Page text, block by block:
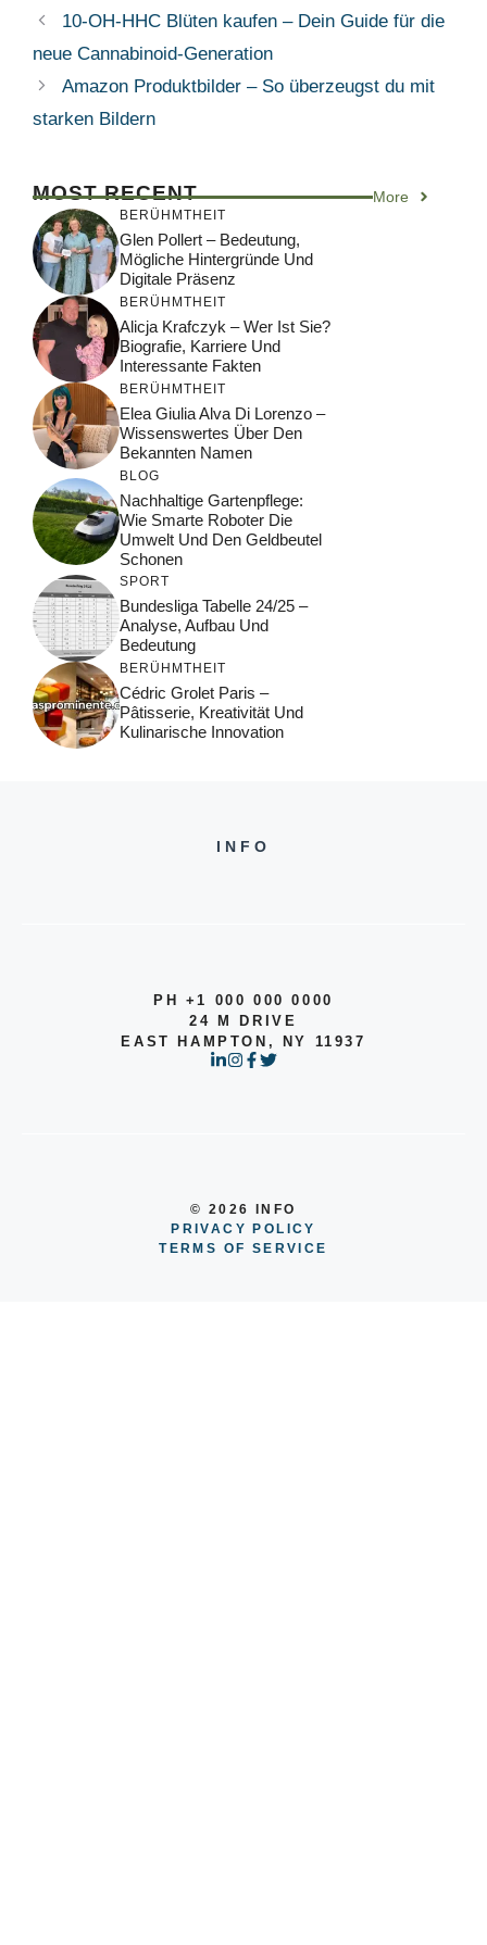
10-OH-HHC Blüten kaufen – Dein Guide für die
neue Cannabinoid‑Generation
Amazon Produktbilder – So überzeugst du mit
starken Bildern
MOST RECENT More
BERÜHMTHEIT
Glen Pollert – Bedeutung,
Mögliche Hintergründe Und
Digitale Präsenz
BERÜHMTHEIT
Alicja Krafczyk – Wer Ist Sie?
Biografie, Karriere Und
Interessante Fakten
BERÜHMTHEIT
Elea Giulia Alva Di Lorenzo –
Wissenswertes Über Den
Bekannten Namen
BLOG
Nachhaltige Gartenpflege:
Wie Smarte Roboter Die
Umwelt Und Den Geldbeutel
Schonen
SPORT
Bundesliga Tabelle 24/25 –
Analyse, Aufbau Und
Bedeutung
BERÜHMTHEIT
Cédric Grolet Paris –
Pâtisserie, Kreativität Und
Kulinarische Innovation
INFO
PH +1 000 000 0000
24 M DRIVE
EAST HAMPTON, NY 11937
© 2026 INFO
PRIVACY POLICY
TERMS OF SERVICE